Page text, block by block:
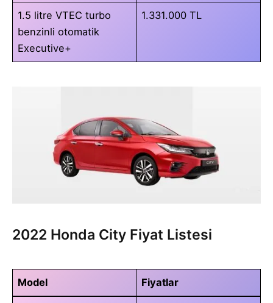
1.5 litre VTEC turbo
benzinli otomatik
Executive+
1.331.000 TL
2022 Honda City Fiyat Listesi
Model Fiyatlar